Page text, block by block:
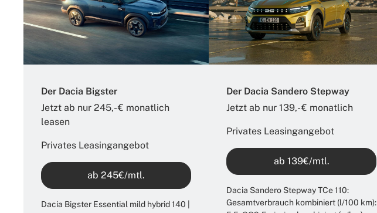
Der Dacia Bigster
Jetzt ab nur 245,- € monatlich
leasen​
Privates Leasingangebot
ab 245€/mtl.
Dacia Bigster Essential mild hybrid 140 |
Der Dacia Sandero Stepway
Jetzt ab nur 139,- € monatlich​
Privates Leasingangebot
ab 139€/mtl.
Dacia Sandero Stepway TCe 110:
Gesamtverbrauch kombiniert (l/100 km):